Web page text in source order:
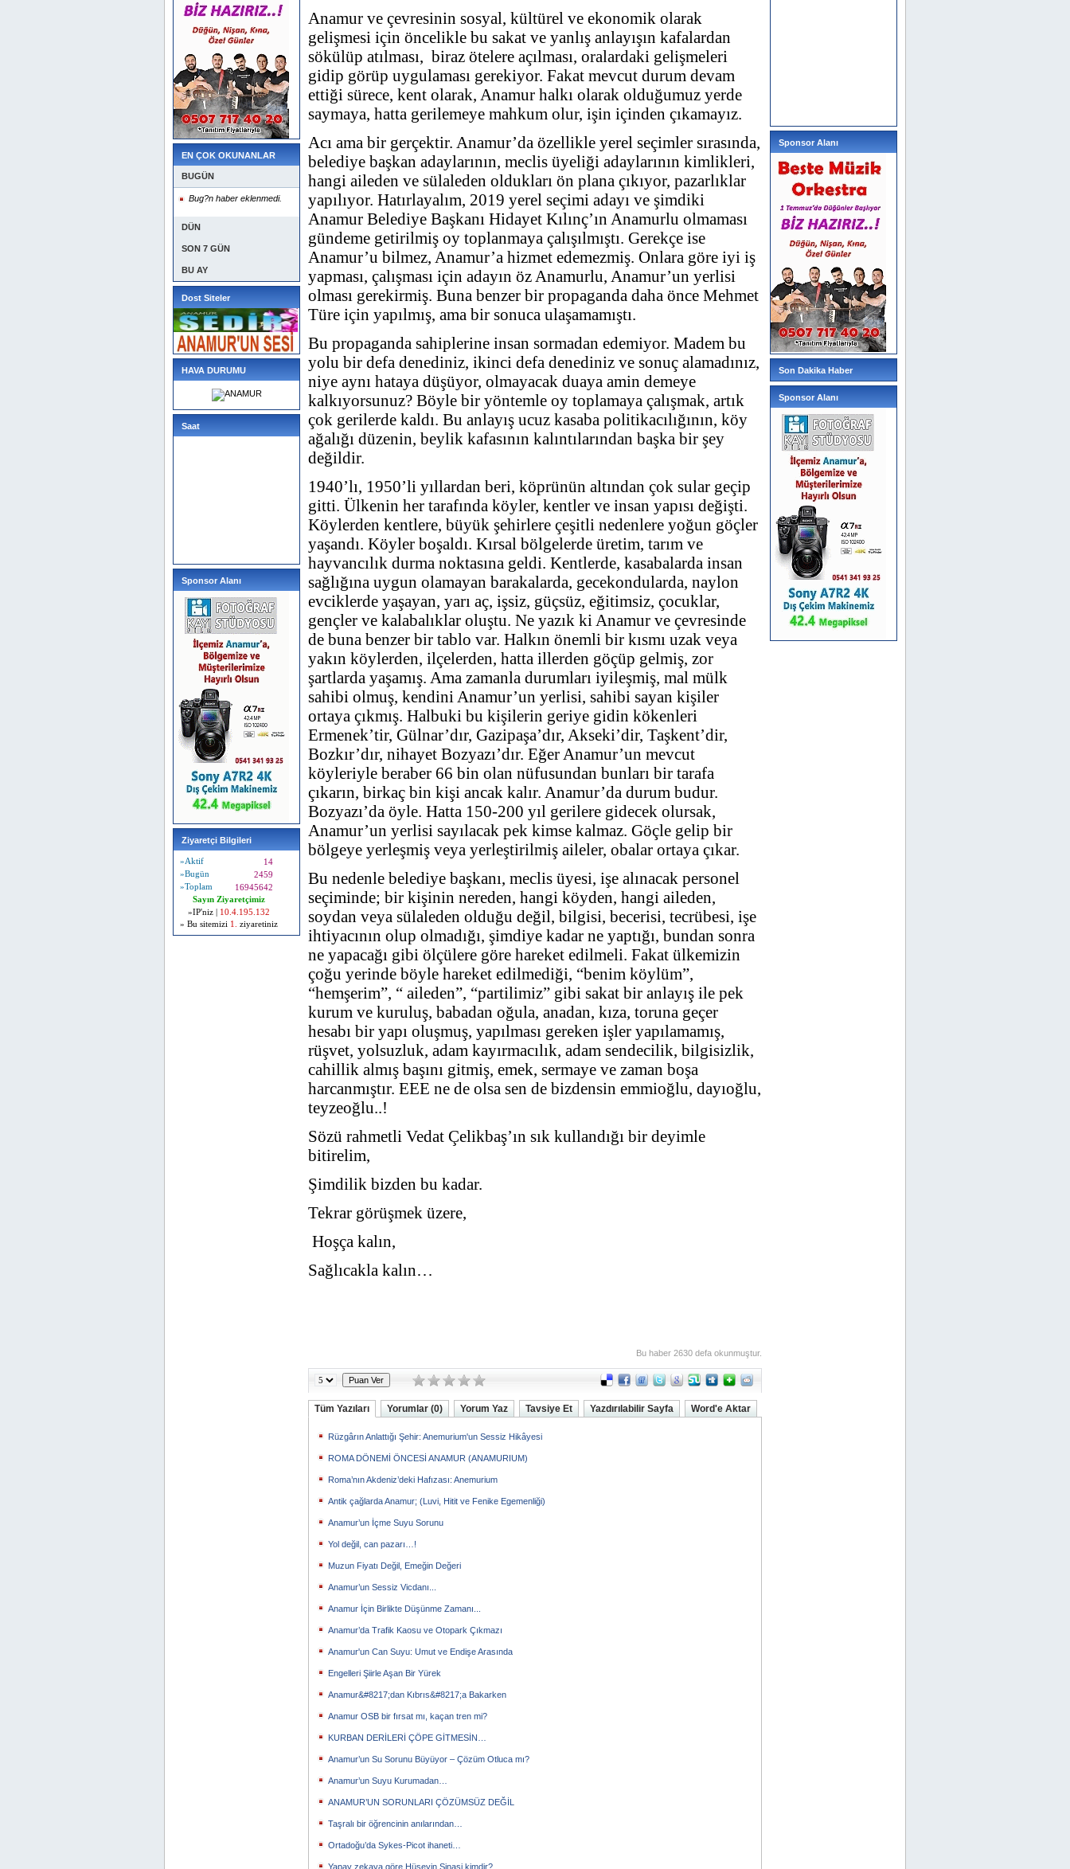
EN ÇOK OKUNANLAR
BUGÜN
Bug?n haber eklenmedi.
DÜN
SON 7 GÜN
BU AY
Dost Siteler
HAVA DURUMU
Saat
Sponsor Alanı
Ziyaretçi Bilgileri
»Aktif
14
»Bugün
2459
»Toplam
16945642
Sayın Ziyaretçimiz
»IP'niz |
10.4.195.132
» Bu sitemizi 1. ziyaretiniz
Anamur ve çevresinin sosyal, kültürel ve ekonomik olarak
gelişmesi için öncelikle bu sakat ve yanlış anlayışın kafalardan
sökülüp atılması, biraz ötelere açılması, oralardaki gelişmeleri
gidip görüp uygulaması gerekiyor. Fakat mevcut durum devam
ettiği sürece, kent olarak, Anamur halkı olarak olduğumuz yerde
saymaya, hatta gerilemeye mahkum olur, işin içinden çıkamayız.
Acı ama bir gerçektir. Anamur’da özellikle yerel seçimler sırasında,
belediye başkan adaylarının, meclis üyeliği adaylarının kimlikleri,
hangi aileden ve sülaleden oldukları ön plana çıkıyor, pazarlıklar
yapılıyor. Hatırlayalım, 2019 yerel seçimi adayı ve şimdiki
Anamur Belediye Başkanı Hidayet Kılınç’ın Anamurlu olmaması
gündeme getirilmiş oy toplanmaya çalışılmıştı. Gerekçe ise
Anamur’u bilmez, Anamur’a hizmet edemezmiş. Onlara göre iyi iş
yapması, çalışması için adayın öz Anamurlu, Anamur’un yerlisi
olması gerekirmiş. Buna benzer bir propaganda daha önce Mehmet
Türe için yapılmış, ama bir sonuca ulaşamamıştı.
Bu propaganda sahiplerine insan sormadan edemiyor. Madem bu
yolu bir defa denediniz, ikinci defa denediniz ve sonuç alamadınız,
niye aynı hataya düşüyor, olmayacak duaya amin demeye
kalkıyorsunuz? Böyle bir yöntemle oy toplamaya çalışmak, artık
çok gerilerde kaldı. Bu anlayış ucuz kasaba politikacılığının, köy
ağalığı düzenin, beylik kafasının kalıntılarından başka bir şey
değildir.
1940’lı, 1950’li yıllardan beri, köprünün altından çok sular geçip
gitti. Ülkenin her tarafında köyler, kentler ve insan yapısı değişti.
Köylerden kentlere, büyük şehirlere çeşitli nedenlere yoğun göçler
yaşandı. Köyler boşaldı. Kırsal bölgelerde üretim, tarım ve
hayvancılık durma noktasına geldi. Kentlerde, kasabalarda insan
sağlığına uygun olamayan barakalarda, gecekondularda, naylon
evciklerde yaşayan, yarı aç, işsiz, güçsüz, eğitimsiz, çocuklar,
gençler ve kalabalıklar oluştu. Ne yazık ki Anamur ve çevresinde
de buna benzer bir tablo var. Halkın önemli bir kısmı uzak veya
yakın köylerden, ilçelerden, hatta illerden göçüp gelmiş, zor
şartlarda yaşamış. Ama zamanla durumları iyileşmiş, mal mülk
sahibi olmuş, kendini Anamur’un yerlisi, sahibi sayan kişiler
ortaya çıkmış. Halbuki bu kişilerin geriye gidin kökenleri
Ermenek’tir, Gülnar’dır, Gazipaşa’dır, Akseki’dir, Taşkent’dir,
Bozkır’dır, nihayet Bozyazı’dır. Eğer Anamur’un mevcut
köyleriyle beraber 66 bin olan nüfusundan bunları bir tarafa
çıkarın, birkaç bin kişi ancak kalır. Anamur’da durum budur.
Bozyazı’da öyle. Hatta 150-200 yıl gerilere gidecek olursak,
Anamur’un yerlisi sayılacak pek kimse kalmaz. Göçle gelip bir
bölgeye yerleşmiş veya yerleştirilmiş aileler, obalar ortaya çıkar.
Bu nedenle belediye başkanı, meclis üyesi, işe alınacak personel
seçiminde; bir kişinin nereden, hangi köyden, hangi aileden,
soydan veya sülaleden olduğu değil, bilgisi, becerisi, tecrübesi, işe
ihtiyacının olup olmadığı, şimdiye kadar ne yaptığı, bundan sonra
ne yapacağı gibi ölçülere göre hareket edilmeli. Fakat ülkemizin
çoğu yerinde böyle hareket edilmediği, “benim köylüm”,
“hemşerim”, “ aileden”, “partilimiz” gibi sakat bir anlayış ile pek
kurum ve kuruluş, babadan oğula, anadan, kıza, toruna geçer
hesabı bir yapı oluşmuş, yapılması gereken işler yapılamamış,
rüşvet, yolsuzluk, adam kayırmacılık, adam sendecilik, bilgisizlik,
cahillik almış başını gitmiş, emek, sermaye ve zaman boşa
harcanmıştır. EEE ne de olsa sen de bizdensin emmioğlu, dayıoğlu,
teyzeoğlu..!
Sözü rahmetli Vedat Çelikbaş’ın sık kullandığı bir deyimle
bitirelim,
Şimdilik bizden bu kadar.
Tekrar görüşmek üzere,
Hoşça kalın,
Sağlıcakla kalın…
Bu haber 2630 defa okunmuştur.
Tüm Yazıları Yorumlar (0) Yorum Yaz Tavsiye Et Yazdırılabilir Sayfa Word'e Aktar
Rüzgârın Anlattığı Şehir: Anemurium'un Sessiz Hikâyesi
ROMA DÖNEMİ ÖNCESİ ANAMUR (ANAMURIUM)
Roma’nın Akdeniz’deki Hafızası: Anemurium
Antik çağlarda Anamur; (Luvi, Hitit ve Fenike Egemenliği)
Anamur’un İçme Suyu Sorunu
Yol değil, can pazarı…!
Muzun Fiyatı Değil, Emeğin Değeri
Anamur’un Sessiz Vicdanı...
Anamur İçin Birlikte Düşünme Zamanı...
Anamur’da Trafik Kaosu ve Otopark Çıkmazı
Anamur'un Can Suyu: Umut ve Endişe Arasında
Engelleri Şiirle Aşan Bir Yürek
Anamur&#8217;dan Kıbrıs&#8217;a Bakarken
Anamur OSB bir fırsat mı, kaçan tren mi?
KURBAN DERİLERİ ÇÖPE GİTMESİN…
Anamur’un Su Sorunu Büyüyor – Çözüm Otluca mı?
Anamur’un Suyu Kurumadan…
ANAMUR’UN SORUNLARI ÇÖZÜMSÜZ DEĞİL
Taşralı bir öğrencinin anılarından…
Ortadoğu’da Sykes-Picot ihaneti…
Yapay zekaya göre Hüseyin Şinasi kimdir?
Sponsor Alanı
Son Dakika Haber
Sponsor Alanı